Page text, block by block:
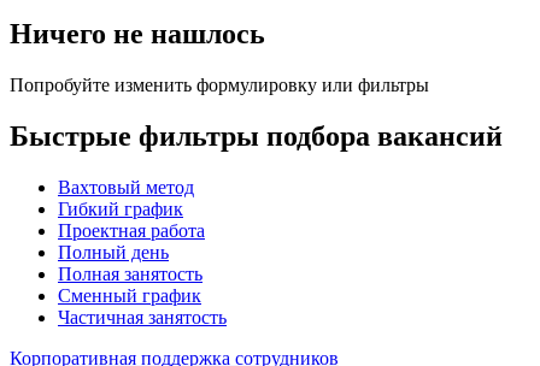
Ничего не нашлось
Попробуйте изменить формулировку или фильтры
Быстрые фильтры подбора вакансий
Вахтовый метод
Гибкий график
Проектная работа
Полный день
Полная занятость
Сменный график
Частичная занятость
Корпоративная поддержка сотрудников